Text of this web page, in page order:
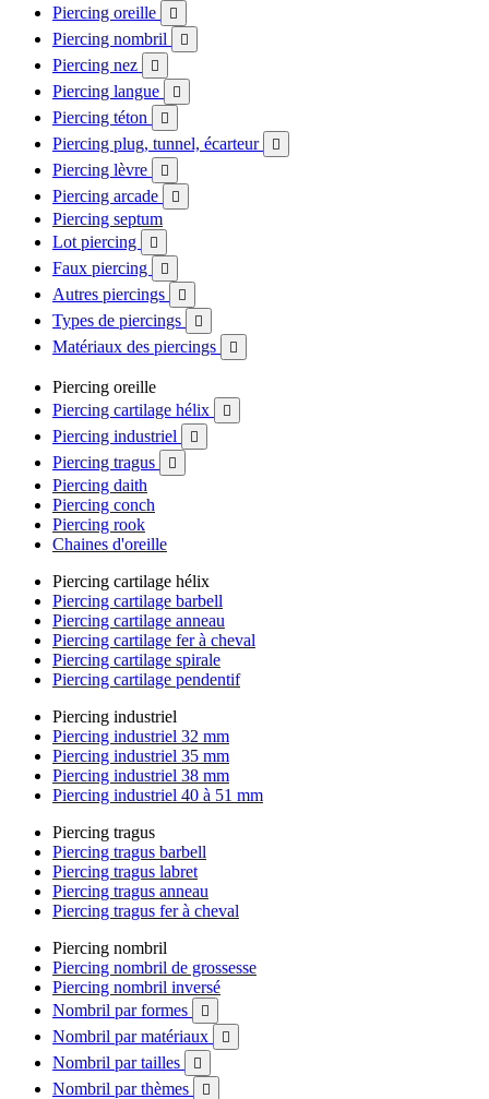
Piercing oreille

Piercing nombril 
Piercing nez 
Piercing langue 
Piercing téton 
Piercing plug, tunnel, écarteur 
Piercing lèvre 
Piercing arcade 
Piercing septum
Lot piercing

Faux piercing 
Autres piercings 
Types de piercings 
Matériaux des piercings 
Piercing oreille
Piercing cartilage hélix

Piercing industriel 
Piercing tragus 
Piercing daith
Piercing conch
Piercing rook
Chaines d'oreille
Piercing cartilage hélix
Piercing cartilage barbell
Piercing cartilage anneau
Piercing cartilage fer à cheval
Piercing cartilage spirale
Piercing cartilage pendentif
Piercing industriel
Piercing industriel 32 mm
Piercing industriel 35 mm
Piercing industriel 38 mm
Piercing industriel 40 à 51 mm
Piercing tragus
Piercing tragus barbell
Piercing tragus labret
Piercing tragus anneau
Piercing tragus fer à cheval
Piercing nombril
Piercing nombril de grossesse
Piercing nombril inversé
Nombril par formes

Nombril par matériaux 
Nombril par tailles 
Nombril par thèmes 